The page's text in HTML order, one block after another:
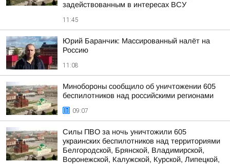
задействованным в интересах ВСУ
11:45
Юрий Баранчик: Массированный налёт на
Россию
11:08
Минобороны сообщило об уничтожении 605
беспилотников над российскими регионами
09:07
Силы ПВО за ночь уничтожили 605
украинских беспилотников над территориями
Белгородской, Брянской, Владимирской,
Воронежской, Калужской, Курской, Липецкой,